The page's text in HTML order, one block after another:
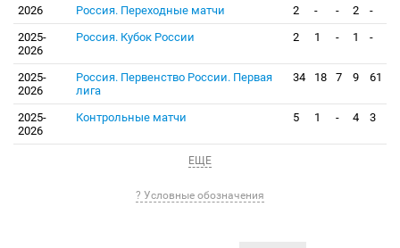
2026 Россия. Переходные матчи 2 - - 2
-
2025-
2026
Россия. Кубок России 2 1 - 1 -
2025-
2026
Россия. Первенство России. Первая
лига
34 18 7 9 61
2025-
2026
Контрольные матчи 5 1 - 4 3
ЕЩЕ
? Условные обозначения